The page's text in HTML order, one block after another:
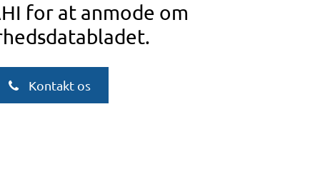
for at anmode om
Kontakt os